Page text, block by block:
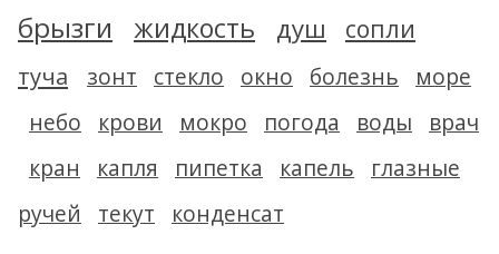
брызги жидкость душ сопли
туча зонт стекло окно болезнь
море
небо
крови мокро погода воды
врач
кран
капля пипетка капель
глазные
ручей
текут конденсат